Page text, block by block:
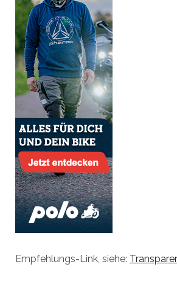
Empfehlungs-Link, siehe: